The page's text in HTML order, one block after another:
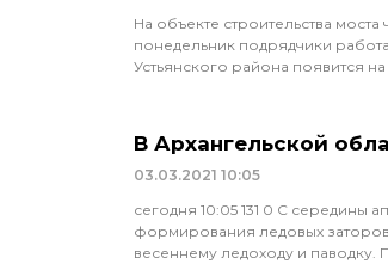
На объекте строительства
понедельник подрядчики
Устьянского района появится
В Архангельской
03.03.2021 10:05
сегодня 10:05 131 0 С середины
формирования ледовых
весеннему ледоходу и